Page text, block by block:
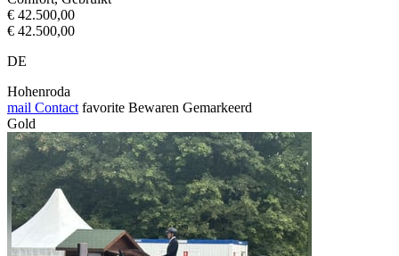
€ 42.500,00
€ 42.500,00
DE
Hohenroda
mail Contact favorite Bewaren Gemarkeerd
Gold